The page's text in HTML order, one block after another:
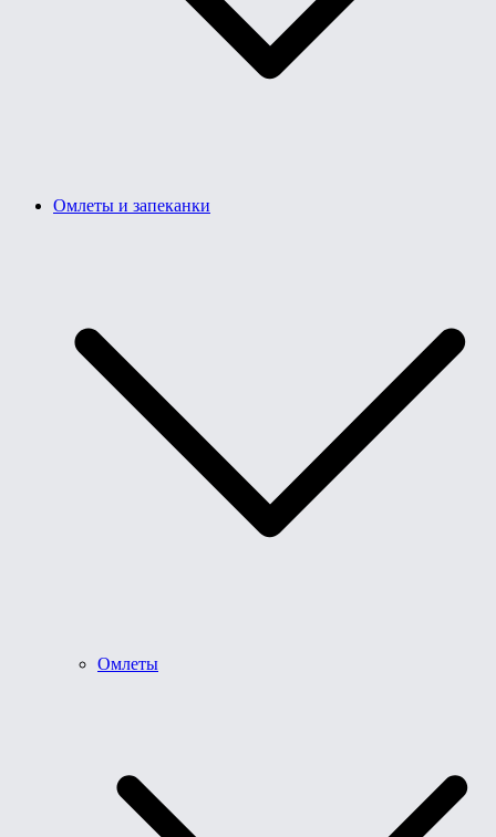
Омлеты и запеканки
Омлеты